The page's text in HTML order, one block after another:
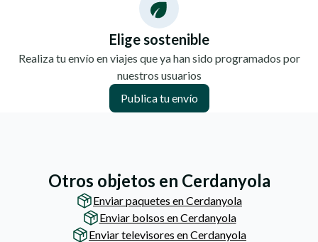
Elige sostenible
Realiza tu envío en viajes que ya han sido programados por
nuestros usuarios
Publica tu envío
Otros objetos en Cerdanyola
Enviar paquetes en Cerdanyola
Enviar bolsos en Cerdanyola
Enviar televisores en Cerdanyola